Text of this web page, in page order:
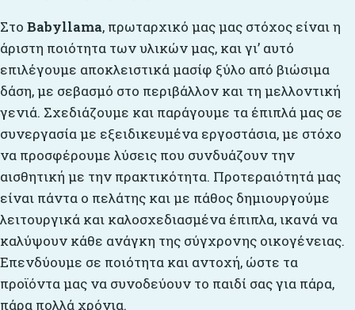
Στο Babyllama, πρωταρχικό μας μας στόχος είναι η
άριστη ποιότητα των υλικών μας, και γι’ αυτό
επιλέγουμε αποκλειστικά μασίφ ξύλο από βιώσιμα
δάση, με σεβασμό στο περιβάλλον και τη μελλοντική
γενιά. Σχεδιάζουμε και παράγουμε τα έπιπλά μας σε
συνεργασία με εξειδικευμένα εργοστάσια, με στόχο
να προσφέρουμε λύσεις που συνδυάζουν την
αισθητική με την πρακτικότητα. Προτεραιότητά μας
είναι πάντα ο πελάτης και με πάθος δημιουργούμε
λειτουργικά και καλοσχεδιασμένα έπιπλα, ικανά να
καλύψουν κάθε ανάγκη της σύγχρονης οικογένειας.
Επενδύουμε σε ποιότητα και αντοχή, ώστε τα
προϊόντα μας να συνοδεύουν το παιδί σας για πάρα,
πάρα πολλά χρόνια.